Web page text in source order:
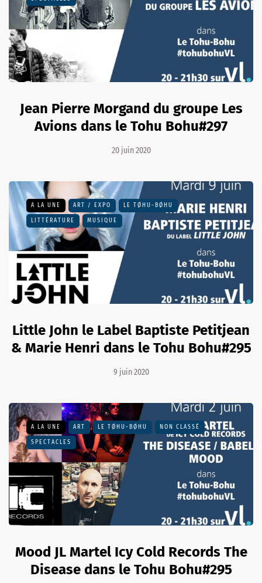
Jean Pierre Morgand du groupe Les
Avions dans le Tohu Bohu#297
20 juin 2020
A LA UNE ART / EXPO LE TØHU-BØHU
LITTÉRATURE MUSIQUE
Little John le Label Baptiste Petitjean
& Marie Henri dans le Tohu Bohu#295
9 juin 2020
A LA UNE ART LE TØHU-BØHU NON CLASSÉ
SPECTACLES
Mood JL Martel Icy Cold Records The
Disease dans le Tohu Bohu#295